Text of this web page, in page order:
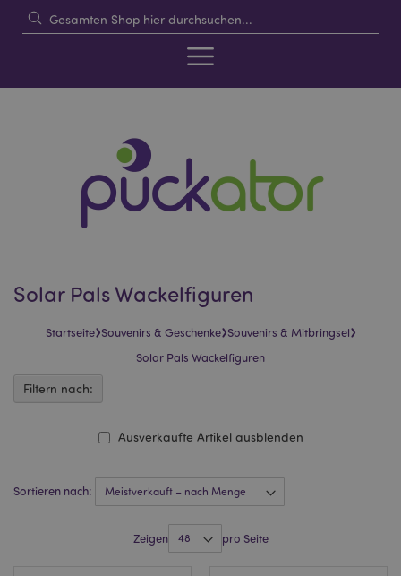
Solar Pals Wackelfiguren
Startseite›Souvenirs & Geschenke›Souvenirs & Mitbringsel›
Solar Pals Wackelfiguren
Sortieren nach:
Zeigen pro Seite
Ausverkaufte Artikel ausblenden
Filtern nach: